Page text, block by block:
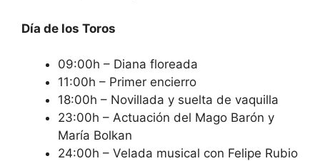
Día de los Toros
09:00h – Diana floreada
11:00h – Primer encierro
18:00h – Novillada y suelta de vaquilla
23:00h – Actuación del Mago Barón y
María Bolkan
24:00h – Velada musical con Felipe Rubio